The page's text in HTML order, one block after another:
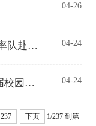
04-26
走进宇通 感知智造——副校长王辉率队赴宇通集团开展研学实践活动 04-24
我校“匠心如磐，声生不息”第十四届校园歌手大赛圆满落幕 04-24
237 下页 1/237 到第